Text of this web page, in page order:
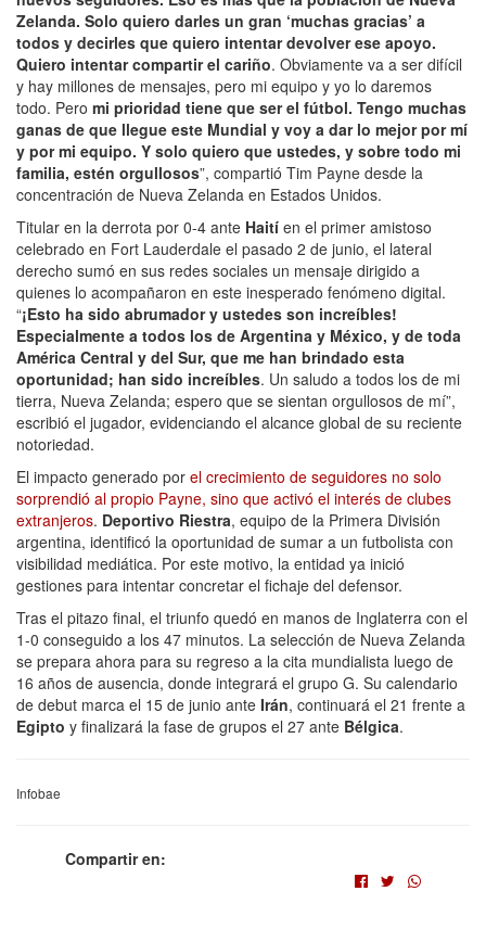
Zelanda. Solo quiero darles un gran ‘muchas gracias’ a
todos y decirles que quiero intentar devolver ese apoyo.
Quiero intentar compartir el cariño. Obviamente va a ser difícil
y hay millones de mensajes, pero mi equipo y yo lo daremos
todo. Pero mi prioridad tiene que ser el fútbol. Tengo muchas
ganas de que llegue este Mundial y voy a dar lo mejor por mí
y por mi equipo. Y solo quiero que ustedes, y sobre todo mi
familia, estén orgullosos”, compartió Tim Payne desde la
concentración de Nueva Zelanda en Estados Unidos.
Titular en la derrota por 0-4 ante Haití en el primer amistoso
celebrado en Fort Lauderdale el pasado 2 de junio, el lateral
derecho sumó en sus redes sociales un mensaje dirigido a
quienes lo acompañaron en este inesperado fenómeno digital.
“¡Esto ha sido abrumador y ustedes son increíbles!
Especialmente a todos los de Argentina y México, y de toda
América Central y del Sur, que me han brindado esta
oportunidad; han sido increíbles. Un saludo a todos los de mi
tierra, Nueva Zelanda; espero que se sientan orgullosos de mí”,
escribió el jugador, evidenciando el alcance global de su reciente
notoriedad.
El impacto generado por el crecimiento de seguidores no solo
sorprendió al propio Payne, sino que activó el interés de clubes
extranjeros. Deportivo Riestra, equipo de la Primera División
argentina, identificó la oportunidad de sumar a un futbolista con
visibilidad mediática. Por este motivo, la entidad ya inició
gestiones para intentar concretar el fichaje del defensor.
Tras el pitazo final, el triunfo quedó en manos de Inglaterra con el
1-0 conseguido a los 47 minutos. La selección de Nueva Zelanda
se prepara ahora para su regreso a la cita mundialista luego de
16 años de ausencia, donde integrará el grupo G. Su calendario
de debut marca el 15 de junio ante Irán, continuará el 21 frente a
Egipto y finalizará la fase de grupos el 27 ante Bélgica.
Infobae
Compartir en: